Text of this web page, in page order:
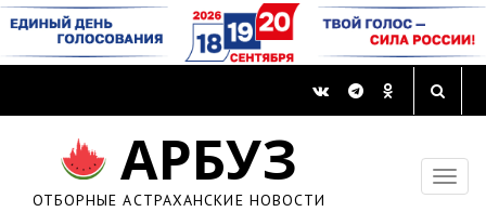
АРБУЗ
ОТБОРНЫЕ АСТРАХАНСКИЕ НОВОСТИ